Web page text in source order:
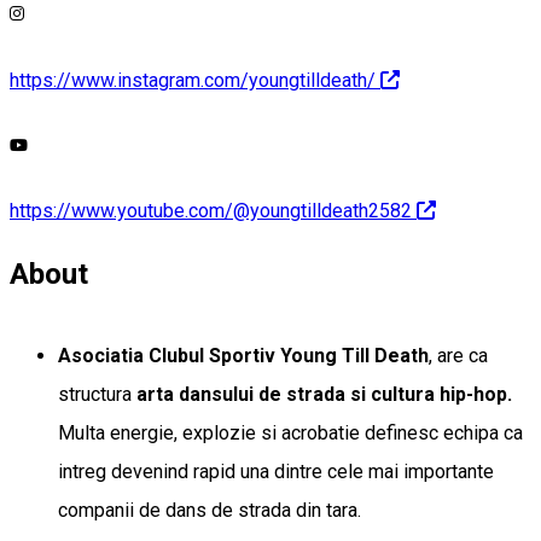
https://www.instagram.com/youngtilldeath/
https://www.youtube.com/@youngtilldeath2582
About
Asociatia Clubul Sportiv Young Till Death, are ca
structura arta dansului de strada si cultura hip-hop.
Multa energie, explozie si acrobatie definesc echipa ca
intreg devenind rapid una dintre cele mai importante
companii de dans de strada din tara.